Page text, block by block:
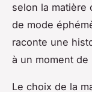
selon la matière
de mode
raconte une
à un moment
Le choix de la